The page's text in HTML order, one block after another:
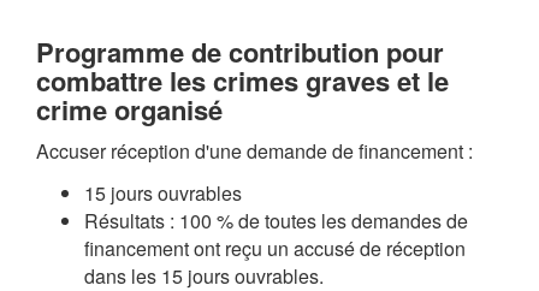
Programme de contribution pour
combattre les crimes graves et le
crime organisé
Accuser réception d'une demande de financement :
15 jours ouvrables
Résultats : 100 % de toutes les demandes de
financement ont reçu un accusé de réception
dans les 15 jours ouvrables.